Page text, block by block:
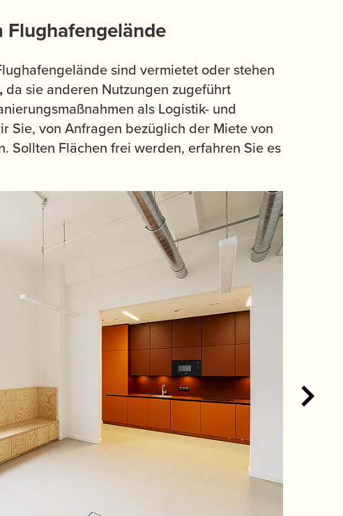
Flughafengelände
sind vermietet oder stehen
da sie anderen Nutzungen zugeführt
als Logistik- und
Sie, von Anfragen bezüglich der Miete von
Sollten Flächen frei werden, erfahren Sie es